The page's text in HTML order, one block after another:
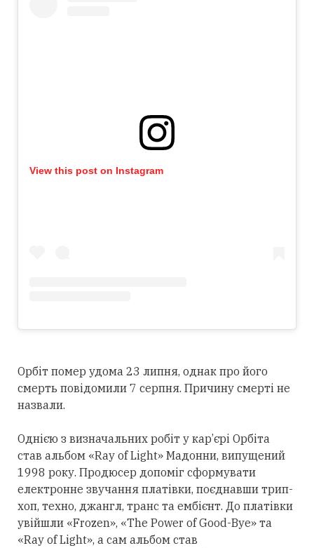
View this post on Instagram
Орбіт помер удома 23 липня, однак про його
смерть повідомили 7 серпня. Причину смерті не
назвали.
Однією з визначальних робіт у кар’єрі Орбіта
став альбом «Ray of Light» Мадонни, випущений
1998 року. Продюсер допоміг сформувати
електронне звучання платівки, поєднавши трип-
хоп, техно, джангл, транс та ембієнт. До платівки
увійшли «Frozen», «The Power of Good-Bye» та
«Ray of Light», а сам альбом став